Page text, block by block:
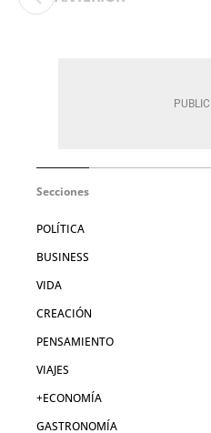
Secciones
POLÍTICA
BUSINESS
VIDA
CREACIÓN
PENSAMIENTO
VIAJES
+ECONOMÍA
GASTRONOMÍA